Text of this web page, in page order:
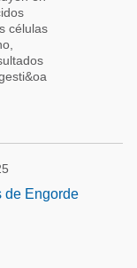
células
de Engorde